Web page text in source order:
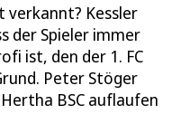
verkannt? Kessler
der Spieler immer
ist, den der 1. FC
Peter Stöger
BSC auflaufen